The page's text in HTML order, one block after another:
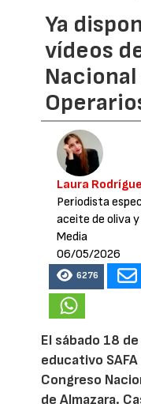
Ya
vídeos
Laura
Periodista
aceite de oliva
Media
06/05/2026
6276
El sábado 18
educativo SAFA
Congreso
de Almazara.